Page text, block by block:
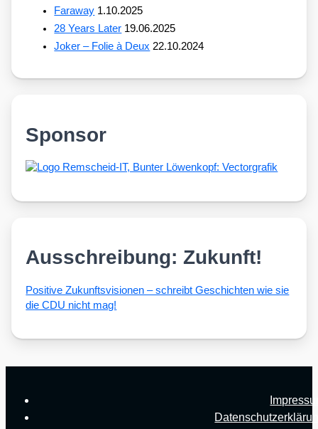
Faraway 1.10.2025
28 Years Later 19.06.2025
Joker – Folie à Deux 22.10.2024
Sponsor
Ausschreibung: Zukunft!
Posi­ti­ve Zukunfts­vi­sio­nen – schreibt Geschich­ten wie sie
die CDU nicht mag!